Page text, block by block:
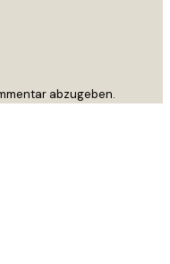
abzugeben.